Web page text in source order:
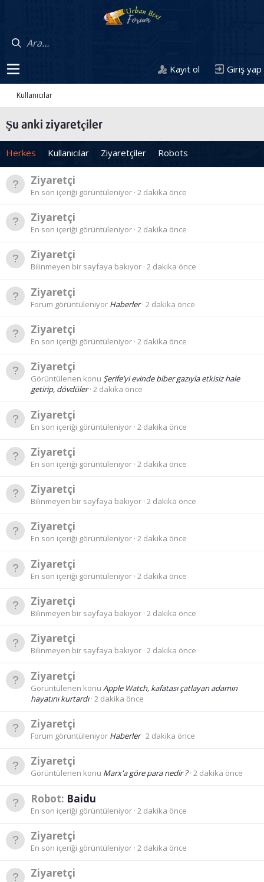
Kayıt ol Giriş yap
Kullanıcılar
Şu anki ziyaretçiler
Herkes Kullanıcılar Ziyaretçiler Robots
Ziyaretçi
En son içeriği görüntüleniyor 2 dakika önce
Ziyaretçi
En son içeriği görüntüleniyor 2 dakika önce
Ziyaretçi
Bilinmeyen bir sayfaya bakıyor 2 dakika önce
Ziyaretçi
Forum görüntüleniyor Haberler 2 dakika önce
Ziyaretçi
En son içeriği görüntüleniyor 2 dakika önce
Ziyaretçi
Görüntülenen konu Şerife’yi evinde biber gazıyla etkisiz hale
getirip, dövdüler 2 dakika önce
Ziyaretçi
En son içeriği görüntüleniyor 2 dakika önce
Ziyaretçi
En son içeriği görüntüleniyor 2 dakika önce
Ziyaretçi
Bilinmeyen bir sayfaya bakıyor 2 dakika önce
Ziyaretçi
En son içeriği görüntüleniyor 2 dakika önce
Ziyaretçi
En son içeriği görüntüleniyor 2 dakika önce
Ziyaretçi
Bilinmeyen bir sayfaya bakıyor 2 dakika önce
Ziyaretçi
Bilinmeyen bir sayfaya bakıyor 2 dakika önce
Ziyaretçi
Görüntülenen konu Apple Watch, kafatası çatlayan adamın
hayatını kurtardı 2 dakika önce
Ziyaretçi
Forum görüntüleniyor Haberler 2 dakika önce
Ziyaretçi
Görüntülenen konu Marx'a göre para nedir ? 2 dakika önce
Robot: Baidu
En son içeriği görüntüleniyor 2 dakika önce
Ziyaretçi
En son içeriği görüntüleniyor 2 dakika önce
Ziyaretçi